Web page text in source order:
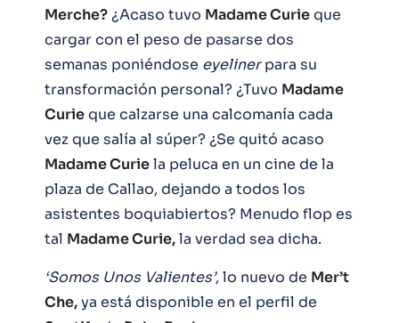
Merche?¿Acaso tuvo Madame Curieque
cargar con el peso de pasarse dos
semanas poniéndose eyelinerpara su
transformación personal? ¿Tuvo Madame
Curieque calzarse una calcomanía cada
vez que salía al súper? ¿Se quitó acaso
Madame Curiela peluca en un cine de la
plaza de Callao, dejando a todos los
asistentes boquiabiertos? Menudo flop es
tal Madame Curie,la verdad sea dicha.
‘Somos Unos Valientes’, lo nuevo de Mer’t
Che,ya está disponible en el perfil de